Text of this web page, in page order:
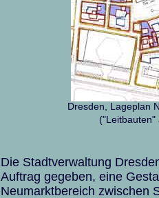
Dresden, Lageplan
("Leitbauten"
Die Stadtverwaltung
Auftrag gegeben, eine
Neumarktbereich zwischen